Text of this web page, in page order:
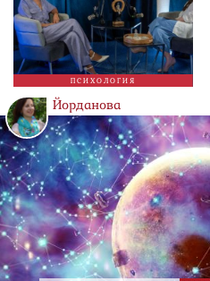
ПСИХОЛОГИЯ
Йорданова